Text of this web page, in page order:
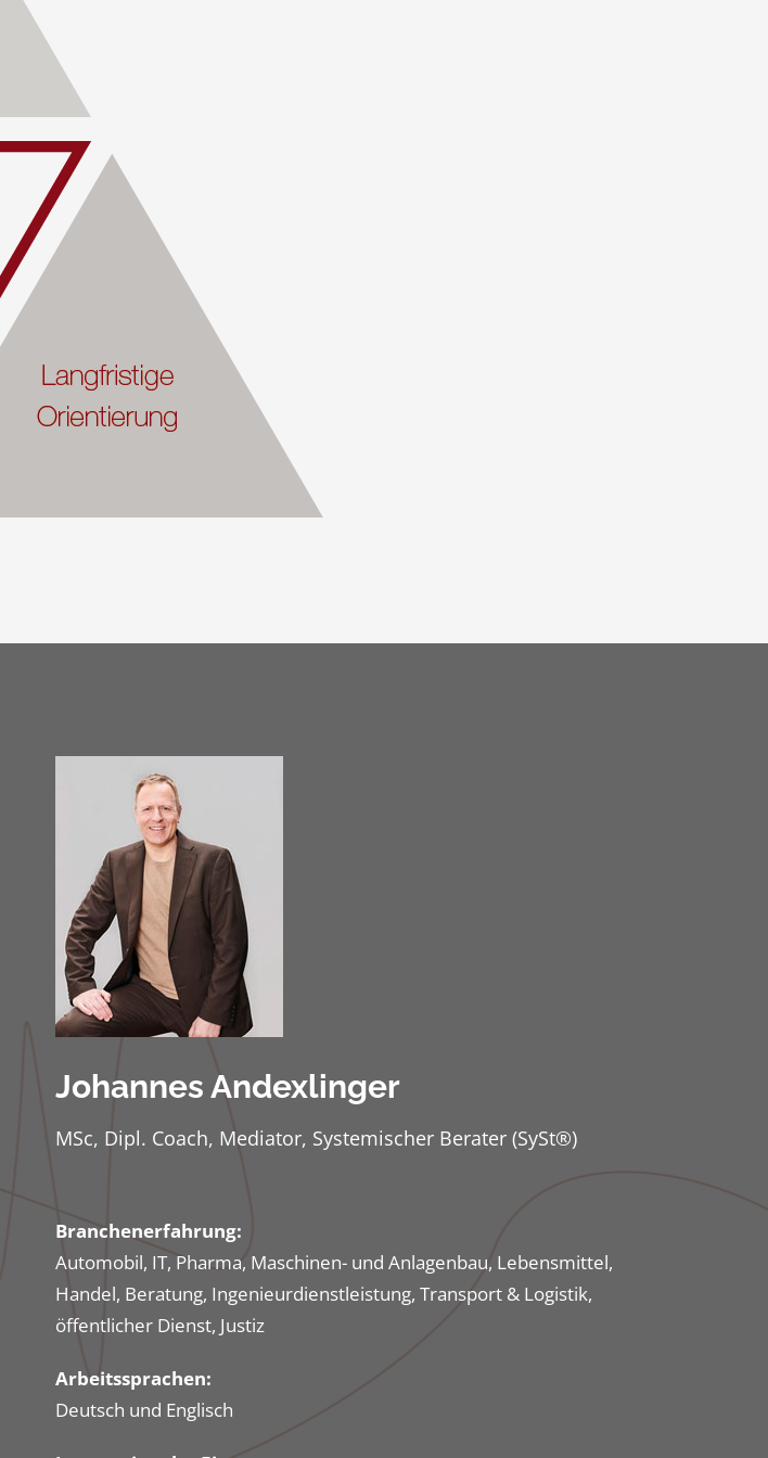
Johannes Andexlinger
MSc, Dipl. Coach, Mediator, Systemischer Berater (SySt®)
Branchenerfahrung:
Automobil, IT, Pharma, Maschinen- und Anlagenbau, Lebensmittel,
Handel, Beratung, Ingenieurdienstleistung, Transport & Logistik,
öffentlicher Dienst, Justiz
Arbeitssprachen:
Deutsch und Englisch